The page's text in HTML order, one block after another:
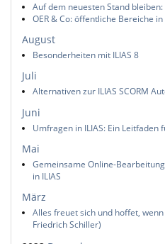
Auf dem neuesten Stand
OER & Co: öffentliche Bereiche in
August
Besonderheiten mit ILIAS 8
Juli
Alternativen zur ILIAS SCORM
Juni
Umfragen in ILIAS: Ein
Mai
Gemeinsame Online-
in ILIAS
März
Alles freuet sich und hoffet,
Friedrich Schiller)